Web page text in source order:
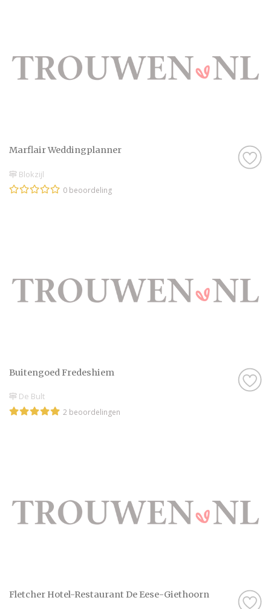
Marflair Weddingplanner
Blokzijl
0 beoordeling
Buitengoed Fredeshiem
De Bult
2 beoordelingen
Fletcher Hotel-Restaurant De Eese-Giethoorn